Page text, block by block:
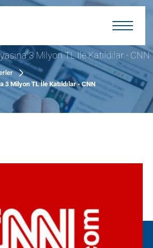
3 Milyon TL İle Katıldılar - CNN
3 Milyon TL İle Katıldılar - CNN